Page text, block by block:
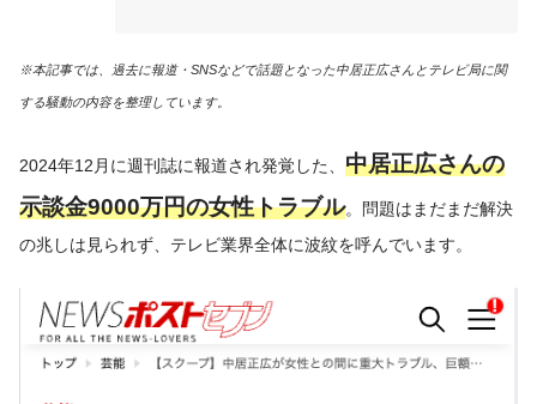
※本記事では、過去に報道・SNSなどで話題となった中居正広さんとテレビ局に関
する騒動の内容を整理しています。
2024年12月に週刊誌に報道され発覚した、 中居正広さんの
示談金9000万円の女性トラブル。問題はまだまだ解決
の兆しは見られず、テレビ業界全体に波紋を呼んでいます。